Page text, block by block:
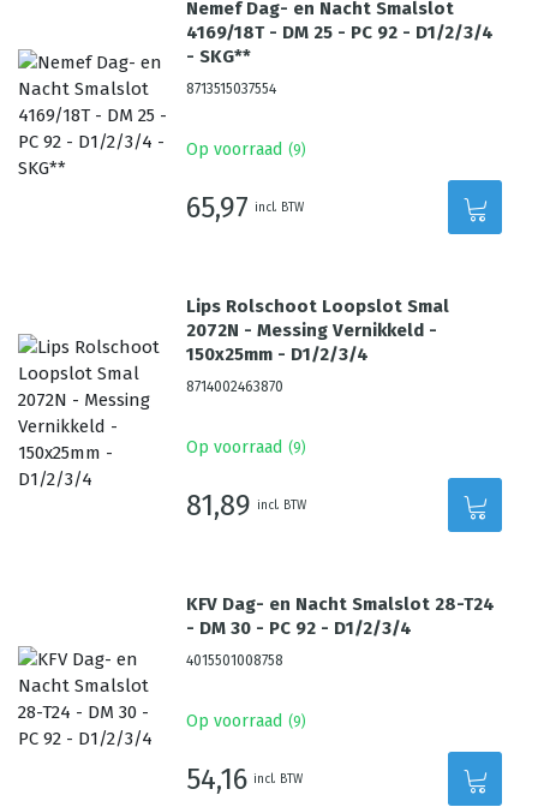
Nemef Dag- en Nacht Smalslot
4169/18T - DM 25 - PC 92 - D1/2/3/4
- SKG**
8713515037554
Op voorraad (9)
65,97 incl. BTW
Lips Rolschoot Loopslot Smal
2072N - Messing Vernikkeld -
150x25mm - D1/2/3/4
8714002463870
Op voorraad (9)
81,89 incl. BTW
KFV Dag- en Nacht Smalslot 28-T24
- DM 30 - PC 92 - D1/2/3/4
4015501008758
Op voorraad (9)
54,16 incl. BTW